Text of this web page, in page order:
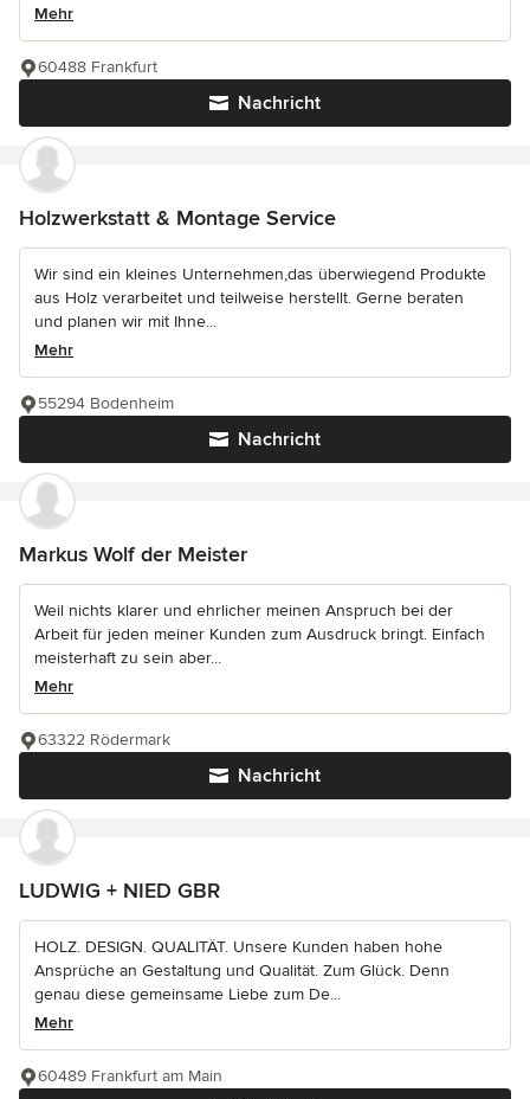
Mehr
Nachricht
60488 Frankfurt
Holzwerkstatt & Montage Service
Wir sind ein kleines Unternehmen,das überwiegend Produkte
aus Holz verarbeitet und teilweise herstellt. Gerne beraten
und planen wir mit Ihne...
Mehr
Nachricht
55294 Bodenheim
Markus Wolf der Meister
Weil nichts klarer und ehrlicher meinen Anspruch bei der
Arbeit für jeden meiner Kunden zum Ausdruck bringt. Einfach
meisterhaft zu sein aber...
Mehr
Nachricht
63322 Rödermark
LUDWIG + NIED GBR
HOLZ. DESIGN. QUALITÄT. Unsere Kunden haben hohe
Ansprüche an Gestaltung und Qualität. Zum Glück. Denn
genau diese gemeinsame Liebe zum De...
Mehr
60489 Frankfurt am Main